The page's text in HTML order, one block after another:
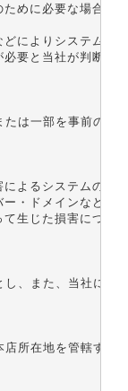
めに必要な場合
によりシステムの
要と当社が判断し
は一部を事前の通
よるシステムの中
・ドメインなどか
生じた損害につい
、また、当社に
所在地を管轄する